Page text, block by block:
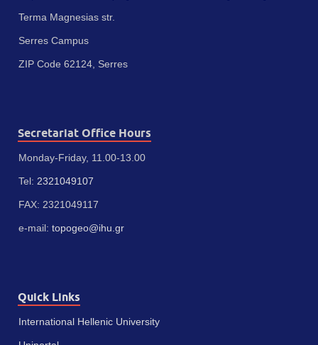
Terma Magnesias str.
Serres Campus
ZIP Code 62124, Serres
Secretariat Office Hours
Monday-Friday, 11.00-13.00
Tel: 2321049107
FAX: 2321049117
e-mail: topogeo@ihu.gr
Quick Links
International Hellenic University